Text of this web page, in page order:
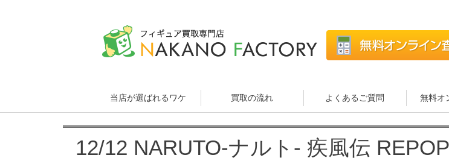
当店が選ばれるワケ 買取の流れ よくあるご質問 無料オ
12/12 NARUTO-ナルト- 疾風伝